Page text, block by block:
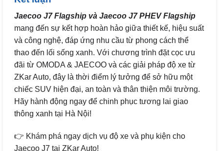
Jaecoo J7 Flagship và Jaecoo J7 PHEV Flagship
mang đến sự kết hợp hoàn hảo giữa thiết kế, hiệu suất
và công nghệ, đáp ứng nhu cầu từ phong cách thể
thao đến lối sống xanh. Với chương trình đặt cọc ưu
đãi từ OMODA & JAECOO và các giải pháp độ xe từ
ZKar Auto, đây là thời điểm lý tưởng để sở hữu một
chiếc SUV hiện đại, an toàn và thân thiện môi trường.
Hãy hành động ngay để chinh phục tương lai giao
thông xanh tại Hà Nội!
👉 Khám phá ngay dịch vụ độ xe và phụ kiện cho
Jaecoo J7 tại ZKar Auto!